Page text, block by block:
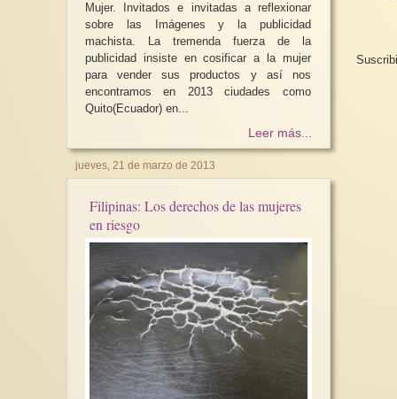
Mujer. Invitados e invitadas a reflexionar
sobre las Imágenes y la publicidad
machista. La tremenda fuerza de la
publicidad insiste en cosificar a la mujer
para vender sus productos y así nos
encontramos en 2013 ciudades como
Quito(Ecuador) en...
Leer más...
jueves, 21 de marzo de 2013
Filipinas: Los derechos de las mujeres
en riesgo